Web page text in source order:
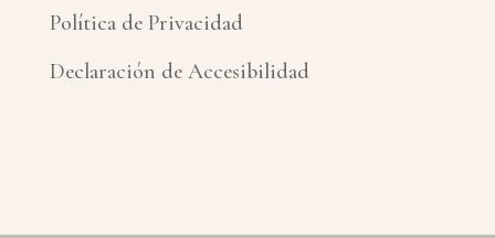
Política de Privacidad
Declaración de Accesibilidad